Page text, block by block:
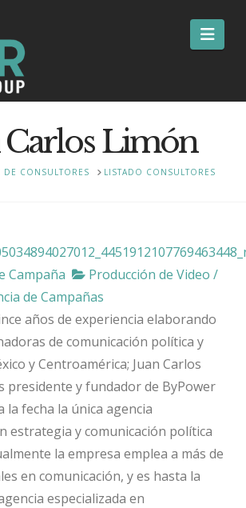
Carlos Limón
DE CONSULTORES LISTADO CONSULTORES
Campaña
Producción de Video /
de Campañas
años de experiencia elaborando
de comunicación política y
y Centroamérica; Juan Carlos
presidente y fundador de ByPower
la fecha la única agencia
estrategia y comunicación política
la empresa emplea a más de
en comunicación, y es hasta la
especializada en